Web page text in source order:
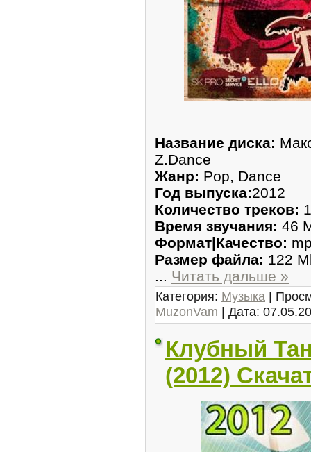
Название диска:
Z.Dance
Жанр: Pop, Dance
Год выпуска:2012
Количество треков:
Время звучания: 46
Формат|Качество:
Размер файла: 122
... Читать дальше »
Категория: Музыка |
MuzonVam | Дата:
Клубный
(2012)